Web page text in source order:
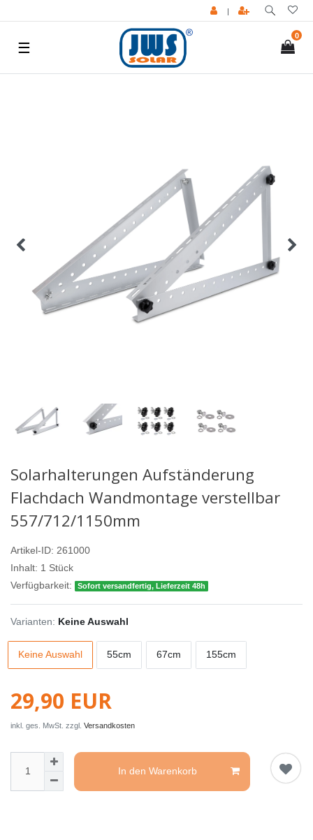
|
0
☰
Solarhalterungen Aufständerung
Flachdach Wandmontage verstellbar
557/712/1150mm
Artikel-ID: 261000
Inhalt: 1 Stück
Verfügbarkeit:
Sofort versandfertig, Lieferzeit 48h
Varianten: Keine Auswahl
Keine Auswahl 55cm 67cm 155cm
29,90 EUR
inkl. ges. MwSt. zzgl. Versandkosten
In den Warenkorb